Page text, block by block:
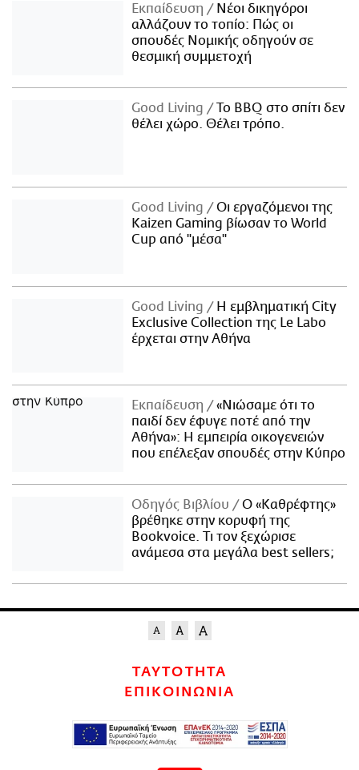
Εκπαίδευση
Νέοι δικηγόροι
αλλάζουν το τοπίο: Πώς οι
σπουδές Νομικής οδηγούν σε
θεσμική συμμετοχή
Good Living
Το BBQ στο σπίτι δεν
θέλει χώρο. Θέλει τρόπο.
Good Living
Οι εργαζόμενοι της
Kaizen Gaming βίωσαν το World
Cup από "μέσα"
Good Living
Η εμβληματική City
Exclusive Collection της Le Labo
έρχεται στην Αθήνα
Εκπαίδευση
«Νιώσαμε ότι το
παιδί δεν έφυγε ποτέ από την
Αθήνα»: Η εμπειρία οικογενειών
που επέλεξαν σπουδές στην Κύπρο
Οδηγός Βιβλίου
Ο «Καθρέφτης»
βρέθηκε στην κορυφή της
Bookvoice. Τι τον ξεχώρισε
ανάμεσα στα μεγάλα best sellers;
ΤΑΥΤΟΤΗΤΑ
ΕΠΙΚΟΙΝΩΝΙΑ